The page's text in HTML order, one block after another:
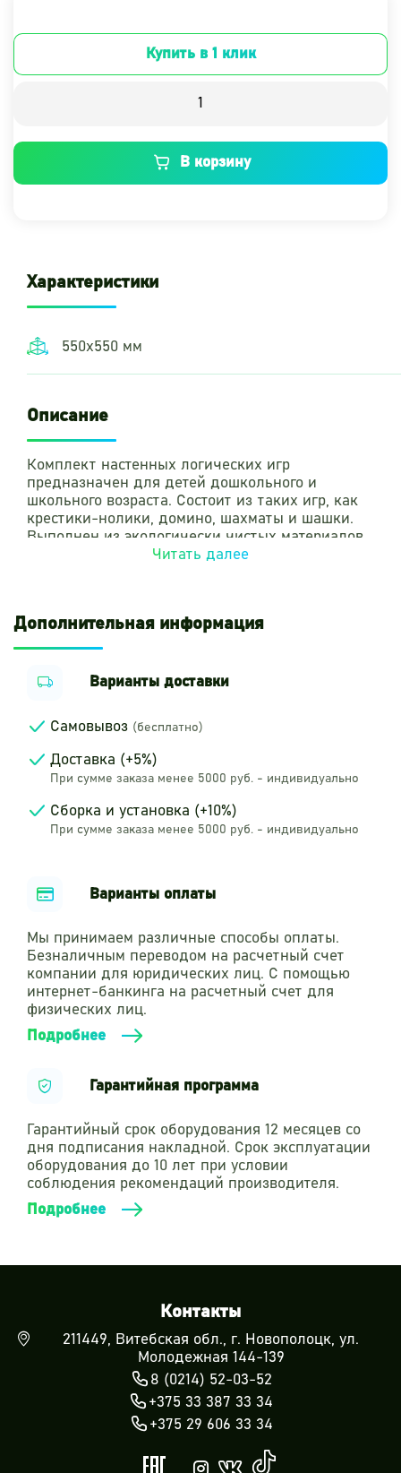
Купить в 1 клик
В корзину
Характеристики
550х550 мм
Описание
Комплект настенных логических игр
предназначен для детей дошкольного и
школьного возраста. Состоит из таких игр, как
крестики-нолики, домино, шахматы и шашки.
Выполнен из экологически чистых материалов
и безопасен для детей.Читать далее
Дополнительная информация
Варианты доставки
Самовывоз (бесплатно)
Доставка (+5%)
При сумме заказа менее 5000 руб. - индивидуально
Сборка и установка (+10%)
При сумме заказа менее 5000 руб. - индивидуально
Варианты оплаты
Мы принимаем различные способы оплаты.
Безналичным переводом на расчетный счет
компании для юридических лиц. С помощью
интернет-банкинга на расчетный счет для
физических лиц.
Подробнее
Гарантийная программа
Гарантийный срок оборудования 12 месяцев со
дня подписания накладной. Срок эксплуатации
оборудования до 10 лет при условии
соблюдения рекомендаций производителя.
Подробнее
Контакты
211449, Витебская обл., г. Новополоцк, ул.
Молодежная 144-139
8 (0214) 52-03-52
+375 33 387 33 34
+375 29 606 33 34